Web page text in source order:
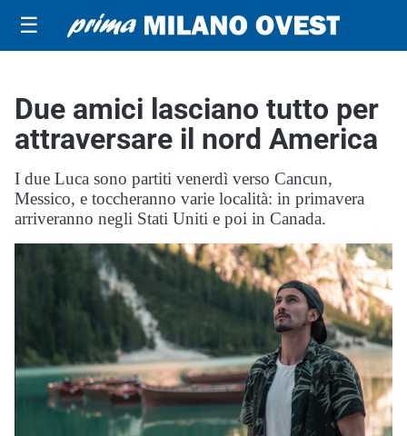
☰
Due amici lasciano tutto per
attraversare il nord America
I due Luca sono partiti venerdì verso Cancun,
Messico, e toccheranno varie località: in primavera
arriveranno negli Stati Uniti e poi in Canada.